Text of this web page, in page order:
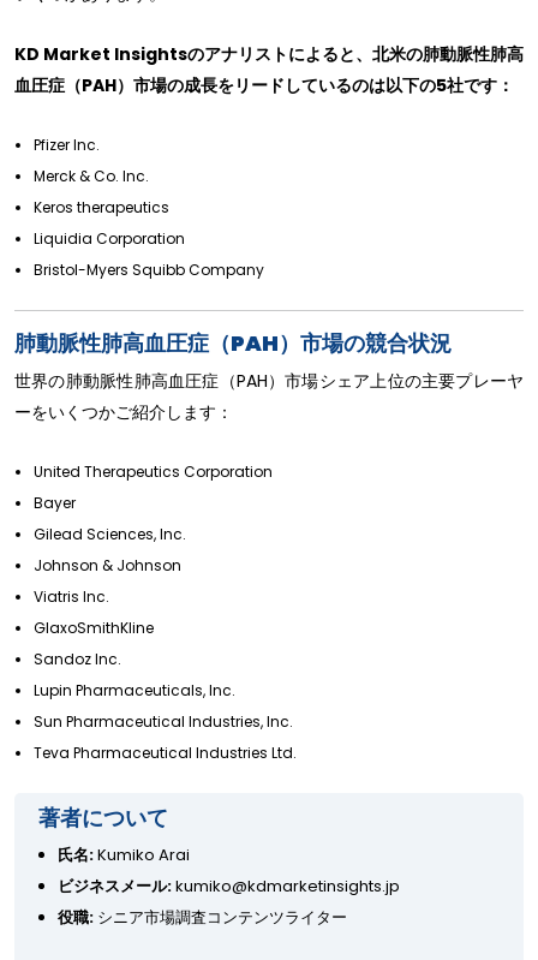
KD Market Insightsのアナリストによると、北米の肺動脈性肺高
血圧症（PAH）市場の成長をリードしているのは以下の5社です：
Pfizer Inc.
Merck & Co. Inc.
Keros therapeutics
Liquidia Corporation
Bristol-Myers Squibb Company
肺動脈性肺高血圧症（PAH）市場の競合状況
世界の肺動脈性肺高血圧症（PAH）市場シェア上位の主要プレーヤ
ーをいくつかご紹介します：
United Therapeutics Corporation
Bayer
Gilead Sciences, Inc.
Johnson & Johnson
Viatris Inc.
GlaxoSmithKline
Sandoz Inc.
Lupin Pharmaceuticals, Inc.
Sun Pharmaceutical Industries, Inc.
Teva Pharmaceutical Industries Ltd.
著者について
氏名:Kumiko Arai
ビジネスメール:kumiko@kdmarketinsights.jp
役職: シニア市場調査コンテンツライター